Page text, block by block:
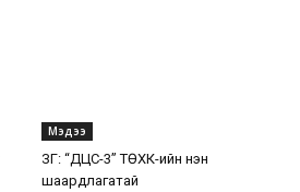
Мэдээ
ЗГ: “ДЦС-3” ТӨХК-ийн нэн
шаардлагатай